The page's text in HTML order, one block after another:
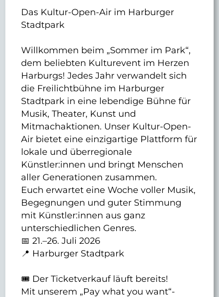
Das Kultur-Open-Air im Harburger
Stadtpark
Willkommen beim „Sommer im Park“,
dem beliebten Kulturevent im Herzen
Harburgs! Jedes Jahr verwandelt sich
die Freilichtbühne im Harburger
Stadtpark in eine lebendige Bühne für
Musik, Theater, Kunst und
Mitmachaktionen. Unser Kultur-Open-
Air bietet eine einzigartige Plattform für
lokale und überregionale
Künstler:innen und bringt Menschen
aller Generationen zusammen.
Euch erwartet eine Woche voller Musik,
Begegnungen und guter Stimmung
mit Künstler:innen aus ganz
unterschiedlichen Genres.
📅 21.–26. Juli 2026
📍 Harburger Stadtpark
🎟️ Der Ticketverkauf läuft bereits!
Mit unserem „Pay what you want“-